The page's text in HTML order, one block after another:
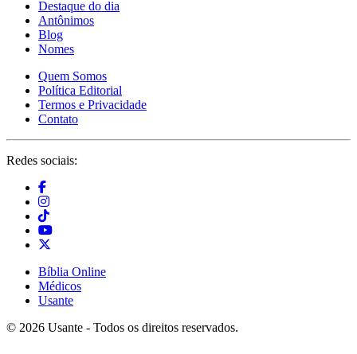
Destaque do dia
Antônimos
Blog
Nomes
Quem Somos
Política Editorial
Termos e Privacidade
Contato
Redes sociais:
Bíblia Online
Médicos
Usante
© 2026 Usante - Todos os direitos reservados.